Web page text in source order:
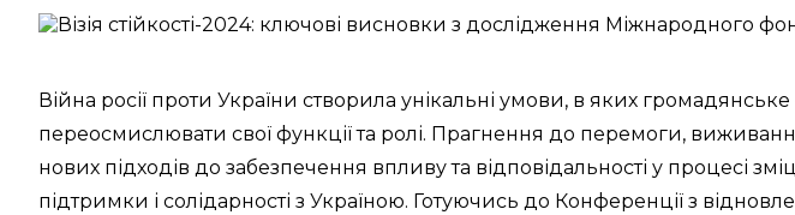
Війна росії проти України створила унікальні умови, в яких
переосмислювати свої функції та ролі. Прагнення до перемоги,
нових підходів до забезпечення впливу та відповідальності у процесі
підтримки і солідарності з Україною. Готуючись до Конференції з